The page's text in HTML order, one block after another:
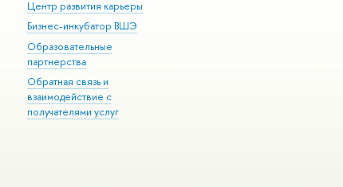
Центр развития карьеры
Бизнес-инкубатор ВШЭ
Образовательные
партнерства
Обратная связь и
взаимодействие с
получателями услуг